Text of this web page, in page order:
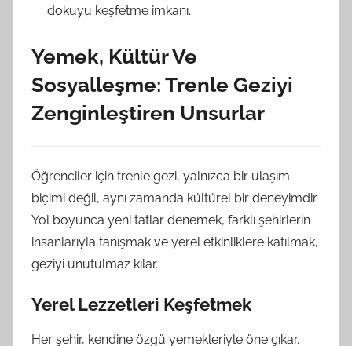
dokuyu keşfetme imkanı.
Yemek, Kültür Ve
Sosyalleşme: Trenle Geziyi
Zenginleştiren Unsurlar
Öğrenciler için trenle gezi, yalnızca bir ulaşım
biçimi değil, aynı zamanda kültürel bir deneyimdir.
Yol boyunca yeni tatlar denemek, farklı şehirlerin
insanlarıyla tanışmak ve yerel etkinliklere katılmak,
geziyi unutulmaz kılar.
Yerel Lezzetleri Keşfetmek
Her şehir, kendine özgü yemekleriyle öne çıkar.